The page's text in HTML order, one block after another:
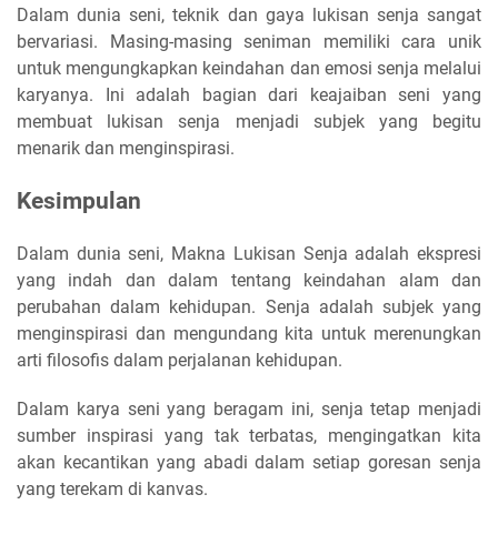
Dalam dunia seni, teknik dan gaya lukisan senja sangat
bervariasi. Masing-masing seniman memiliki cara unik
untuk mengungkapkan keindahan dan emosi senja melalui
karyanya. Ini adalah bagian dari keajaiban seni yang
membuat lukisan senja menjadi subjek yang begitu
menarik dan menginspirasi.
Kesimpulan
Dalam dunia seni, Makna Lukisan Senja adalah ekspresi
yang indah dan dalam tentang keindahan alam dan
perubahan dalam kehidupan. Senja adalah subjek yang
menginspirasi dan mengundang kita untuk merenungkan
arti filosofis dalam perjalanan kehidupan.
Dalam karya seni yang beragam ini, senja tetap menjadi
sumber inspirasi yang tak terbatas, mengingatkan kita
akan kecantikan yang abadi dalam setiap goresan senja
yang terekam di kanvas.